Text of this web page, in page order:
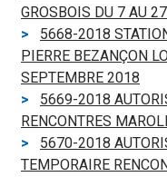
GROSBOIS DU 7 AU
5668-2018
PIERRE BEZANÇON
SEPTEMBRE 2018
5669-2018
RENCONTRES
5670-2018
TEMPORAIRE